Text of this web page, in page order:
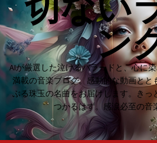
ン
AIが厳選した泣けるバラードと、心に
満載の音楽ブログ。感動的な動画とと
ぶる珠玉の名曲をお届けします。きっ
つかるはず。感涙必至の音